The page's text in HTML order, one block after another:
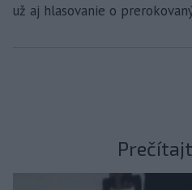
už aj hlasovanie o